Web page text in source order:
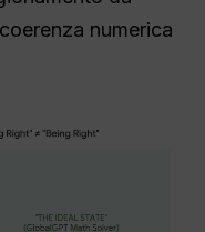
numerica